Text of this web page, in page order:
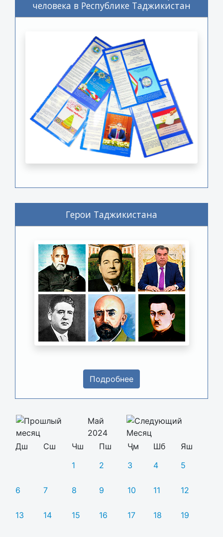
человека в Республике Таджикистан
Герои Таджикистана
Подробнее
Май
2024
Дш
Сш Чш Пш Ҷм Шб
Яш
1
2 3 4 5
6 7 8 9 10 11 12
13 14 15 16 17 18 19